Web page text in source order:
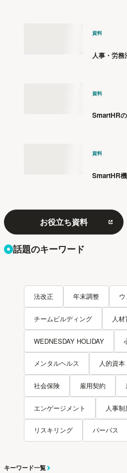
資料
人事・労務
資料
SmartHR
資料
SmartHR
お役立ち資料
話題のキーワード
法改正 年末調整
チームビルディング 人
WEDNESDAY HOLIDAY
メンタルヘルス 人的資本
社会保険 雇用契約
エンゲージメント 人事制
リスキリング パーパス
キーワード一覧